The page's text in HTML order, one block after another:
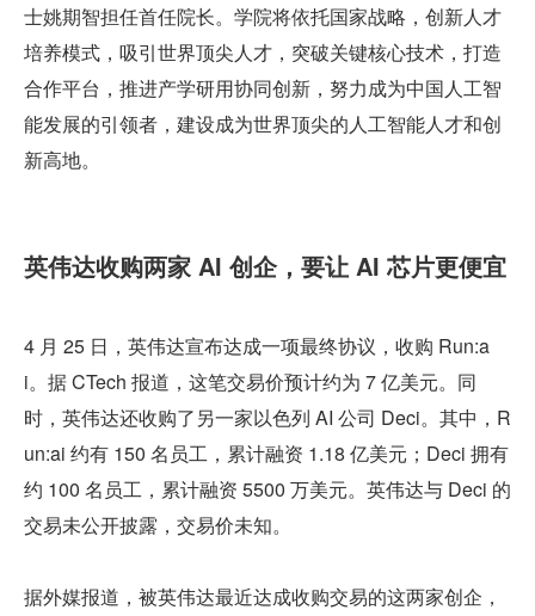
士姚期智担任首任院长。学院将依托国家战略，创新人才
培养模式，吸引世界顶尖人才，突破关键核心技术，打造
合作平台，推进产学研用协同创新，努力成为中国人工智
能发展的引领者，建设成为世界顶尖的人工智能人才和创
新高地。
英伟达收购两家 AI 创企，要让 AI 芯片更便宜
4 月 25 日，英伟达宣布达成一项最终协议，收购 Run:a
i。据 CTech 报道，这笔交易价预计约为 7 亿美元。同
时，英伟达还收购了另一家以色列 AI 公司 Deci。其中，R
un:ai 约有 150 名员工，累计融资 1.18 亿美元；Deci 拥有
约 100 名员工，累计融资 5500 万美元。英伟达与 Deci 的
交易未公开披露，交易价未知。
据外媒报道，被英伟达最近达成收购交易的这两家创企，